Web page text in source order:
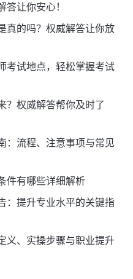
答让你安心！
真的吗？权威解答让你放
考试地点，轻松掌握考试
？权威解答帮你及时了
：流程、注意事项与常见
件有哪些详细解析
：提升专业水平的关键指
义、实操步骤与职业提升